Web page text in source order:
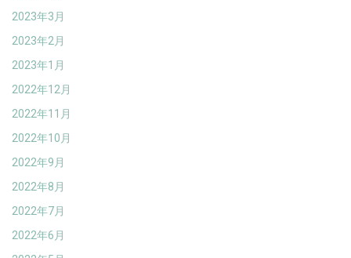
2023年3月
2023年2月
2023年1月
2022年12月
2022年11月
2022年10月
2022年9月
2022年8月
2022年7月
2022年6月